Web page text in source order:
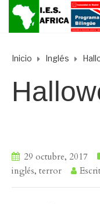
Inicio Inglés
29 octubre, 2017
inglés, terror